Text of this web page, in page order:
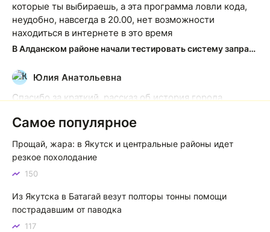
которые ты выбираешь, а эта программа ловли кода,
неудобно, навсегда в 20.00, нет возможности
находиться в интернете в это время
В Алданском районе начали тестировать систему заправки по QR-кодам
Ю
Юлия Анатольевна
Спасибо за краткий, рассказ об история города
Якутск сквозь века: от острога до столицы республики
К
Котя злой
Зной в Сибири, тем более в Якутске. Никакой это не
тем более говорить не приходиться. Не зря даже в
песнях поют…
Самое популярное
Прощай, жара: в Якутск и центральные районы идет
резкое похолодание
150
Из Якутска в Батагай везут полторы тонны помощи
пострадавшим от паводка
117